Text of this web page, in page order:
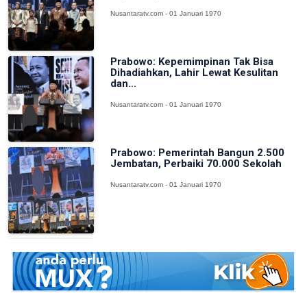
Nusantaratv.com - 01 Januari 1970
Prabowo: Kepemimpinan Tak Bisa
Dihadiahkan, Lahir Lewat Kesulitan
dan...
Nusantaratv.com - 01 Januari 1970
Prabowo: Pemerintah Bangun 2.500
Jembatan, Perbaiki 70.000 Sekolah
Nusantaratv.com - 01 Januari 1970
Salurkan MBG untuk Kelompok 3B
Nusantaratv.com - 01 Januari 1970